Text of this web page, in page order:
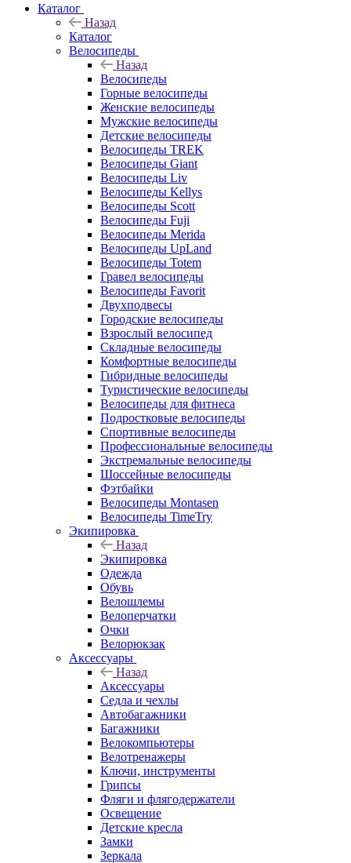
Каталог
Назад
Каталог
Велосипеды
Назад
Велосипеды
Горные велосипеды
Женские велосипеды
Мужские велосипеды
Детские велосипеды
Велосипеды TREK
Велосипеды Giant
Велосипеды Liv
Велосипеды Kellys
Велосипеды Scott
Велосипеды Fuji
Велосипеды Merida
Велосипеды UpLand
Велосипеды Totem
Гравел велосипеды
Велосипеды Favorit
Двухподвесы
Городские велосипеды
Взрослый велосипед
Складные велосипеды
Комфортные велосипеды
Гибридные велосипеды
Туристические велосипеды
Велосипеды для фитнеса
Подростковые велосипеды
Спортивные велосипеды
Профессиональные велосипеды
Экстремальные велосипеды
Шоссейные велосипеды
Фэтбайки
Велосипеды Montasen
Велосипеды TimeTry
Экипировка
Назад
Экипировка
Одежда
Обувь
Велошлемы
Велоперчатки
Очки
Велорюкзак
Аксессуары
Назад
Аксессуары
Седла и чехлы
Автобагажники
Багажники
Велокомпьютеры
Велотренажеры
Ключи, инструменты
Грипсы
Фляги и флягодержатели
Освещение
Детские кресла
Замки
Зеркала